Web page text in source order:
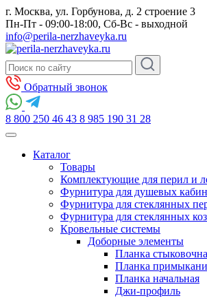
г. Москва, ул. Горбунова, д. 2 строение 3
Пн-Пт - 09:00-18:00, Сб-Вс - выходной
info@perila-nerzhaveyka.ru
Обратный звонок
8 800 250 46 43 8 985 190 31 28
Каталог
Товары
Комплектующие для перил и
Фурнитура для душевых кабин
Фурнитура для стеклянных
Фурнитура для стеклянных
Кровельные системы
Доборные элементы
Планка
Планка
Планка начальная
Джи-профиль